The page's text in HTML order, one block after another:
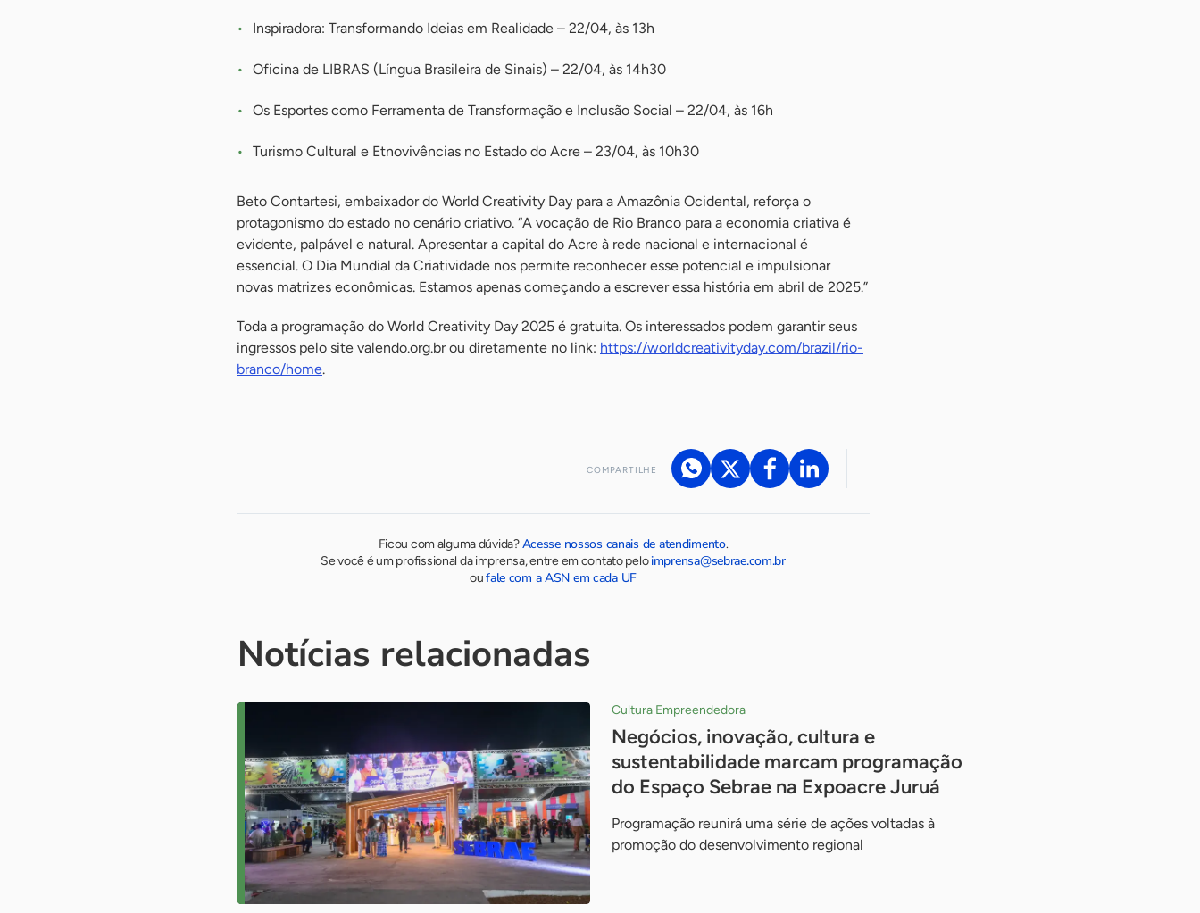
Inspiradora: Transformando Ideias em Realidade – 22/04, às 13h
Oficina de LIBRAS (Língua Brasileira de Sinais) – 22/04, às 14h30
Os Esportes como Ferramenta de Transformação e Inclusão Social – 22/04, às 16h
Turismo Cultural e Etnovivências no Estado do Acre – 23/04, às 10h30
Beto Contartesi, embaixador do World Creativity Day para a Amazônia Ocidental, reforça o
protagonismo do estado no cenário criativo. “A vocação de Rio Branco para a economia criativa é
evidente, palpável e natural. Apresentar a capital do Acre à rede nacional e internacional é
essencial. O Dia Mundial da Criatividade nos permite reconhecer esse potencial e impulsionar
novas matrizes econômicas. Estamos apenas começando a escrever essa história em abril de 2025.”
Toda a programação do World Creativity Day 2025 é gratuita. Os interessados podem garantir seus
ingressos pelo site valendo.org.br ou diretamente no link: https://worldcreativityday.com/brazil/rio-
branco/home.
COMPARTILHE
Ficou com alguma dúvida?Acesse nossos canais de atendimento.
Se você é um profissional da imprensa, entre em contato peloimprensa@sebrae.com.br
oufale com a ASN em cada UF
Notícias relacionadas
Cultura Empreendedora
Negócios, inovação, cultura e
sustentabilidade marcam programação
do Espaço Sebrae na Expoacre Juruá
Programação reunirá uma série de ações voltadas à
promoção do desenvolvimento regional